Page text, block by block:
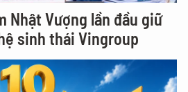
Nhật Vượng lần đầu giữ
sinh thái Vingroup